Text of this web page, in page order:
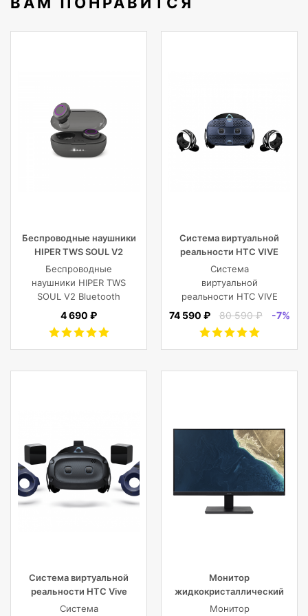
Беспроводные наушники
HIPER TWS SOUL V2
Bluetooth 5.0 гарнитура Li-
Pol 2x43mAh+380mAh,
черный
Беспроводные
наушники HIPER TWS
SOUL V2 Bluetooth
5.0 гарнитура Li-Pol
Черный
4 690 ₽
Система виртуальной
реальности HTC VIVE
Cosmos
Система
виртуальной
реальности HTC VIVE
Cosmos
74 590 ₽ 80 590 ₽ -7%
Система виртуальной
реальности HTC Vive
Cosmos Elite
Система
Монитор
жидкокристаллический
Acer LCD V277bmipx 27”
Монитор